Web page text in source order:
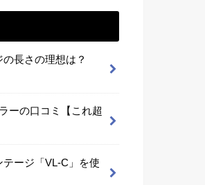
長さの理想は？
ーの口コミ【これ超
ージ「VL-C」を使